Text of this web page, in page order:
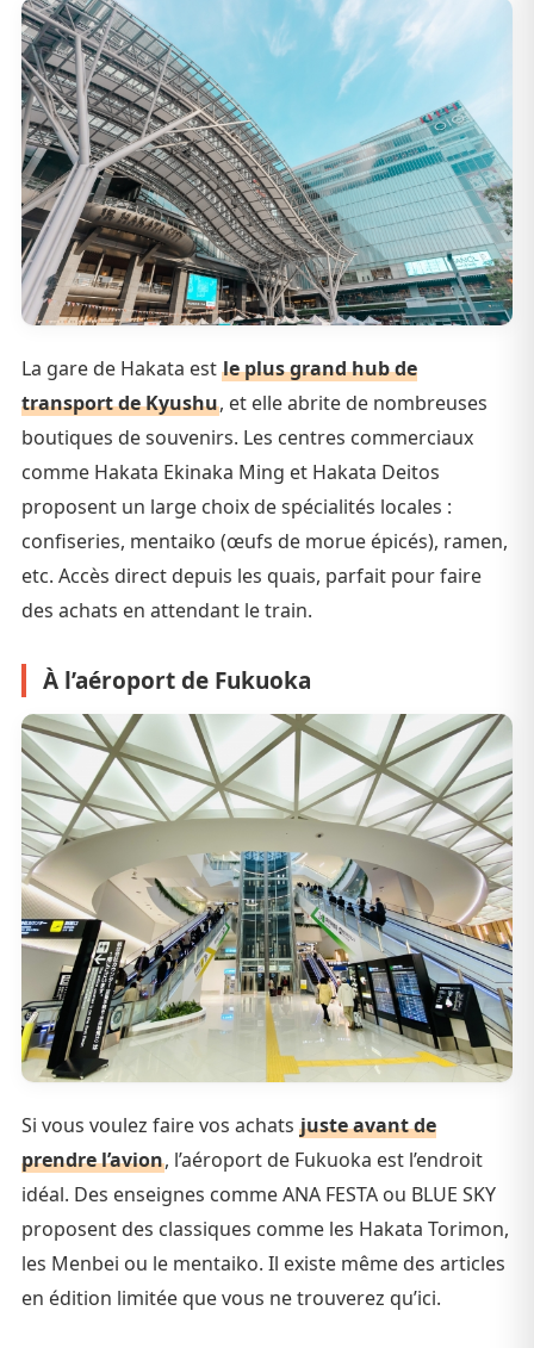
La gare de Hakata est le plus grand hub de
transport de Kyushu, et elle abrite de nombreuses
boutiques de souvenirs. Les centres commerciaux
comme Hakata Ekinaka Ming et Hakata Deitos
proposent un large choix de spécialités locales :
confiseries, mentaiko (œufs de morue épicés), ramen,
etc. Accès direct depuis les quais, parfait pour faire
des achats en attendant le train.
À l’aéroport de Fukuoka
Si vous voulez faire vos achats juste avant de
prendre l’avion, l’aéroport de Fukuoka est l’endroit
idéal. Des enseignes comme ANA FESTA ou BLUE SKY
proposent des classiques comme les Hakata Torimon,
les Menbei ou le mentaiko. Il existe même des articles
en édition limitée que vous ne trouverez qu’ici.